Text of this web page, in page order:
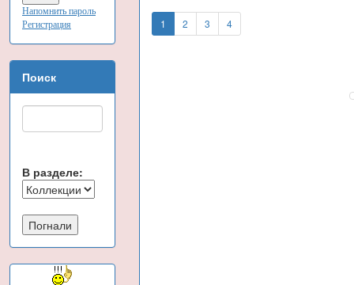
Напомнить пароль
Регистрация
Поиск
В разделе:
1 2 3 4